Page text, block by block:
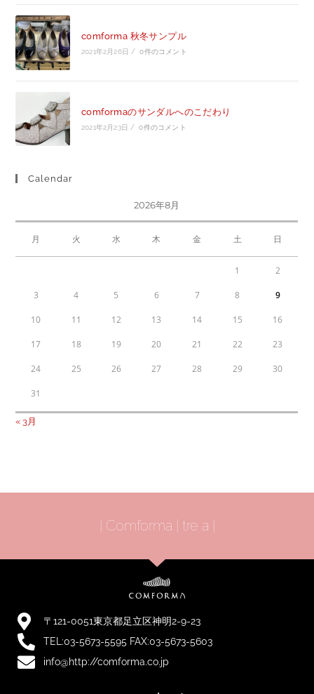
comforma 秋冬サンプル
2021年2月26日 / 0件のコメント
comformaのサンダルへのこだわり
2021年2月23日 / 0件のコメント
Calendar
2026年8月
月 火 水 木 金 土 日
1 2
3 4 5 6 7 8 9
10 11 12 13 14 15 16
17 18 19 20 21 22 23
24 25 26 27 28 29 30
31
« 3月
| Comforma | tre a |
〒121-0051東京都足立区神明2-9-23
TEL:03-5673-5595 FAX:03-5673-5603
info@http://comforma.co.jp